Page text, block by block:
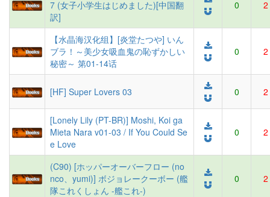
7 (女子小学生はじめました)[中国翻
訳]
0 2
【水晶海汉化组】[炎堂たつや] いん
ブラ！～美少女吸血鬼の恥ずかしい
秘密～ 第01-14话
0 2
[HF] Super Lovers 03 0 2
[Lonely Lily (PT-BR)] Moshi, Koi ga
Mieta Nara v01-03 / If You Could Se
e Love
0 2
(C90) [ホッパーオーバーフロー (no
nco、yumi)] ボジョレークーボー (艦
隊これくしょん -艦これ-)
0 2